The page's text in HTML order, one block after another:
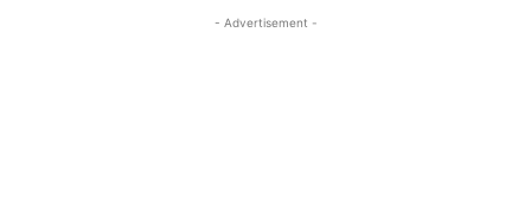
- Advertisement -